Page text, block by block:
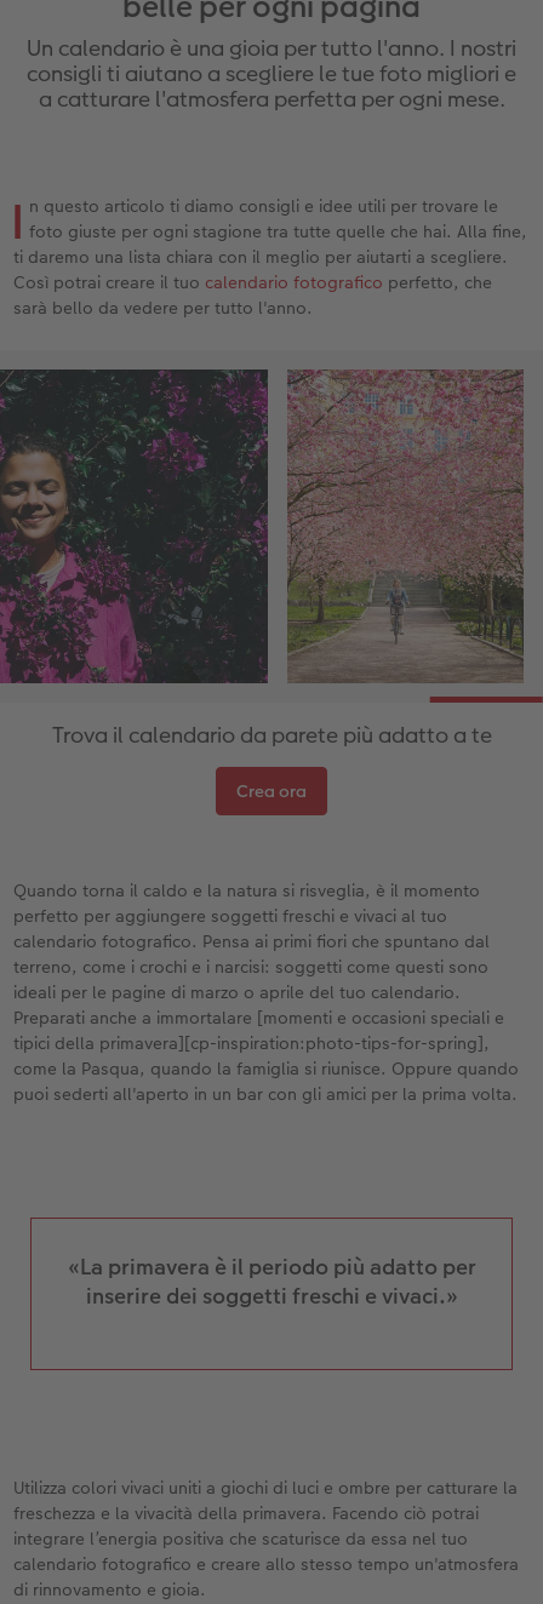
Custodia personalizzata
Tasca interna
Primi passi
Come ordinare
Storie dei clienti
Coffeetable Book «Art Collection»
CEWE myPhotos
Accessori
Nature Prints
Poster premium
Foto istantanee
Fototessere biometriche
CEWE myPhotos
Poster con mappa
Collage fotografico
Poster in alluminio
Foto su legno
Poster su forex
Mosaico
Consigli decorazione murale
CEWE myPhotos
Accessori
Altre occasioni
Biglietti pieghevoli
Cartoline singole con spedizione diretta
CEWE myPhotos
Giochi
Scuola e ufficio
Stampe artistiche
Foto-box regalo
Buono regalo CEWE
CEWE myPhotos
Barattolo per croccantini con foto
Novità
Cover in silicone
Cover rigide
Cover cellulare con tracolla
Con design
Calendari da parete con design
Calendario da parete A4
Calendario da tavolo quadrato
CEWE myPhotos
per il compleanno
Regali per la festa della mamma
per gli sposi
per l’addio al nubilato
Matrimonio
Annuario
App
Un calendario è una gioia per tutto l'anno. I nostri
consigli ti aiutano a scegliere le tue foto migliori e
a catturare l'atmosfera perfetta per ogni mese.
I n questo articolo ti diamo consigli e idee utili per trovare le
foto giuste per ogni stagione tra tutte quelle che hai. Alla fine,
ti daremo una lista chiara con il meglio per aiutarti a scegliere.
Così potrai creare il tuo calendario fotografico perfetto, che
sarà bello da vedere per tutto l'anno.
Trova il calendario da parete più adatto a te
Crea ora
Quando torna il caldo e la natura si risveglia, è il momento
perfetto per aggiungere soggetti freschi e vivaci al tuo
calendario fotografico. Pensa ai primi fiori che spuntano dal
terreno, come i crochi e i narcisi: soggetti come questi sono
ideali per le pagine di marzo o aprile del tuo calendario.
Preparati anche a immortalare [momenti e occasioni speciali e
tipici della primavera][cp-inspiration:photo-tips-for-spring],
come la Pasqua, quando la famiglia si riunisce. Oppure quando
puoi sederti all'aperto in un bar con gli amici per la prima volta.
«La primavera è il periodo più adatto per
inserire dei soggetti freschi e vivaci.»
Utilizza colori vivaci uniti a giochi di luci e ombre per catturare la
freschezza e la vivacità della primavera. Facendo ciò potrai
integrare l’energia positiva che scaturisce da essa nel tuo
calendario fotografico e creare allo stesso tempo un'atmosfera
di rinnovamento e gioia.